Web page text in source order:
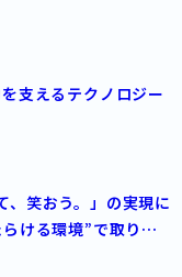
支えるテクノロジー
、笑おう。」の実現に
ける環境”で取り組